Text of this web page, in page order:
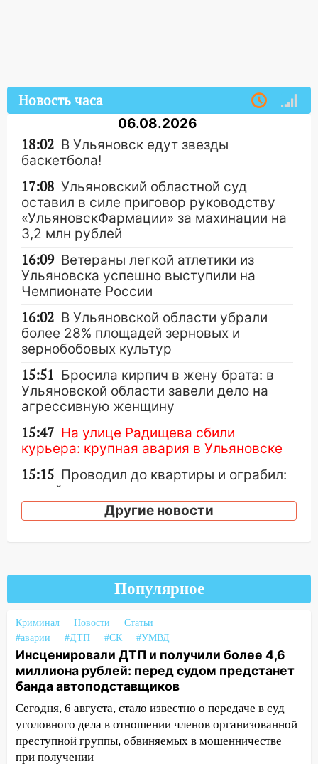
Новость часа
06.08.2026
18:02 В Ульяновск едут звезды
баскетбола!
17:08 Ульяновский областной суд
оставил в силе приговор руководству
«УльяновскФармации» за махинации на
3,2 млн рублей
16:09 Ветераны легкой атлетики из
Ульяновска успешно выступили на
Чемпионате России
16:02 В Ульяновской области убрали
более 28% площадей зерновых и
зернобобовых культур
15:51 Бросила кирпич в жену брата: в
Ульяновской области завели дело на
агрессивную женщину
15:47 На улице Радищева сбили
курьера: крупная авария в Ульяновске
15:15 Проводил до квартиры и ограбил:
новый кавалер женщины оказался
рецидивистом
14:23 67% ульяновцев готовы
передумать увольняться, если им
повысят зарплату
14:01
Инсценировали ДТП и получили
более 4,6 миллиона рублей: перед
судом предстанет банда
автоподставщиков
13:36 В Инзе произошел крупный пожар
13:00 В суде защитили репутацию
мужчины, которого необоснованно
Другие новости
Популярное
Криминал Новости
Статьи
#аварии
#ДТП #СК #УМВД
Инсценировали ДТП и получили более 4,6
миллиона рублей: перед судом предстанет
банда автоподставщиков
Сегодня, 6 августа, стало известно о передаче в суд
уголовного дела в отношении членов организованной
преступной группы, обвиняемых в мошенничестве
при получении